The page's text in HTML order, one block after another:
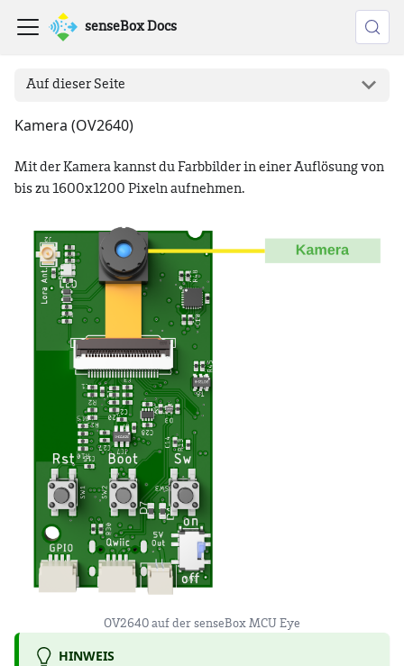
senseBox Docs
Auf dieser Seite
Kamera (OV2640)
Mit der Kamera kannst du Farbbilder in einer Auflösung von
bis zu 1600x1200 Pixeln aufnehmen.
OV2640 auf der senseBox MCU Eye
HINWEIS